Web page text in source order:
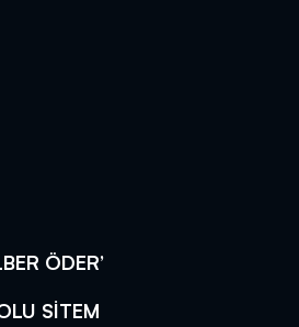
ÖDER’
SİTEM